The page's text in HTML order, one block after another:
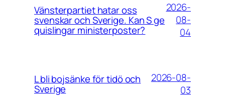
Vänsterpartiet hatar oss
svenskar och Sverige. Kan S ge
quislingar ministerposter?
2026-
08-
04
L bli bojsänke för tidö och
Sverige
2026-08-
03